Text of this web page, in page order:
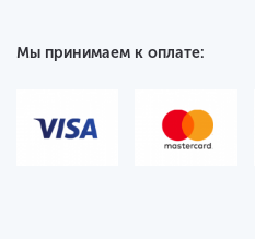
Мы принимаем к оплате: